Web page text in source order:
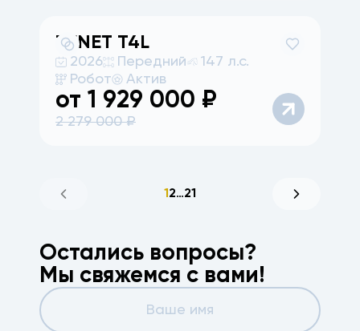
TENET T4L
2026 Передний
147 л.с.
Робот
Актив
от 1 929 000 ₽
2 279 000₽
1 2…21
Остались вопросы?
Мы свяжемся с вами!